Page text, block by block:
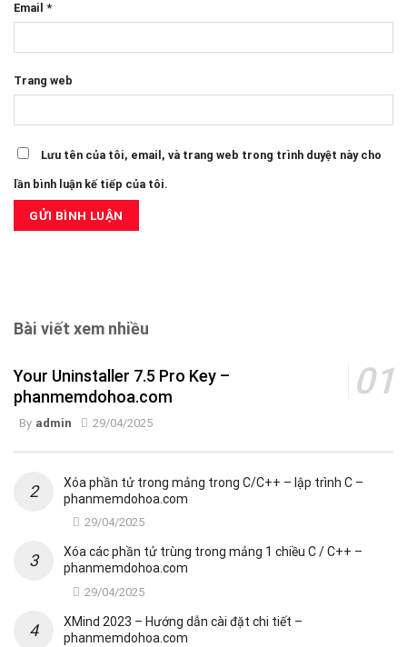
Email *
Trang web
Lưu tên của tôi, email, và trang web trong trình duyệt này cho
lần bình luận kế tiếp của tôi.
Bài viết xem nhiều
Your Uninstaller 7.5 Pro Key –
phanmemdohoa.com
By admin 29/04/2025
Xóa phần tử trong mảng trong C/C++ – lập trình C –
phanmemdohoa.com
29/04/2025
Xóa các phần tử trùng trong mảng 1 chiều C / C++ –
phanmemdohoa.com
29/04/2025
XMind 2023 – Hướng dẫn cài đặt chi tiết –
phanmemdohoa.com